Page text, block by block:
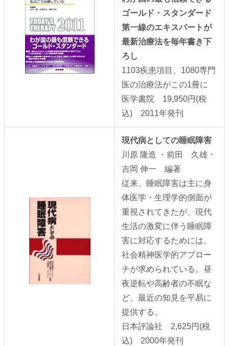
ゴールド・スタンダード
第一線のエキスパートが
最新治療法を毎年書き下
ろし
1103疾患項目、1080専門
医の治療法がこの1冊に
医学書院 19,950円(税
込) 2011年発刊
現代病としての睡眠障害
川原 隆造 ・前田 久雄・
吉岡 伸一 編著
従来、睡眠障害は主に身
体医学・生理学的側面が
重視されてきたが、現代
生活の激変に伴う睡眠障
害に対応するためには、
社会精神医学的アプロー
チが求められている。昼
夜逆転や高齢者の不眠な
ど、最近の知見を平易に
提供する。
日本評論社 2,625円(税
込) 2000年発刊